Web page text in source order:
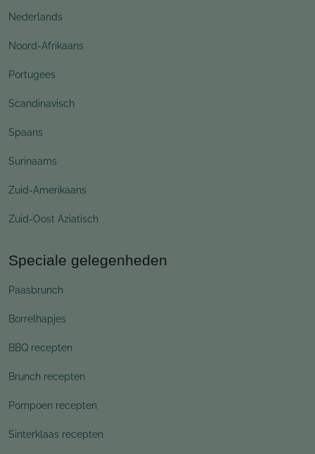
Nederlands
Noord-Afrikaans
Portugees
Scandinavisch
Spaans
Surinaams
Zuid-Amerikaans
Zuid-Oost Aziatisch
Speciale gelegenheden
Paasbrunch
Borrelhapjes
BBQ recepten
Brunch recepten
Pompoen recepten
Sinterklaas recepten